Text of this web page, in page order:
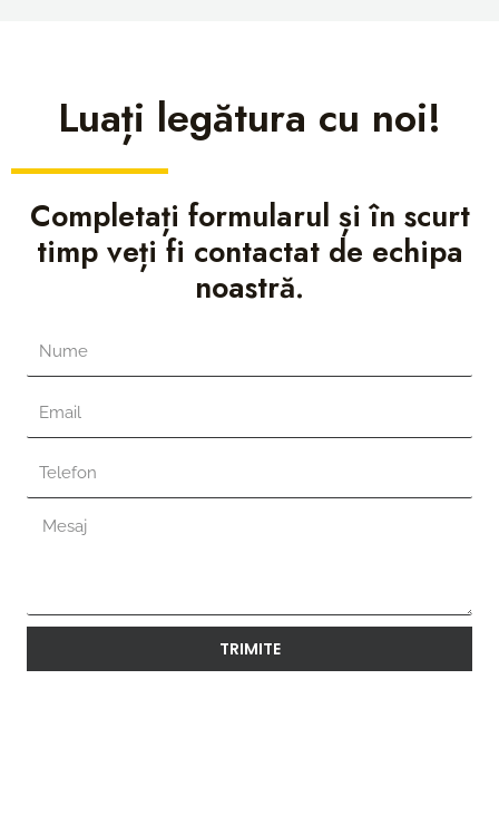
Luați legătura cu noi!
Completați formularul și în scurt
timp veți fi contactat de echipa
noastră.
TRIMITE